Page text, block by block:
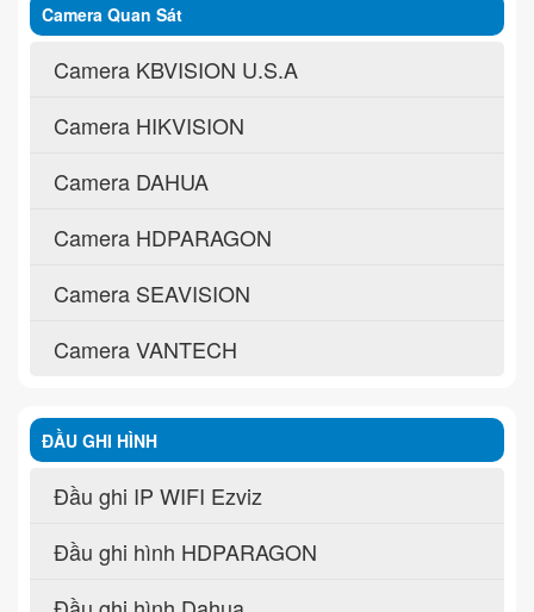
Camera Quan Sát
Camera KBVISION U.S.A
Camera HIKVISION
Camera DAHUA
Camera HDPARAGON
Camera SEAVISION
Camera VANTECH
ĐẦU GHI HÌNH
Đầu ghi IP WIFI Ezviz
Đầu ghi hình HDPARAGON